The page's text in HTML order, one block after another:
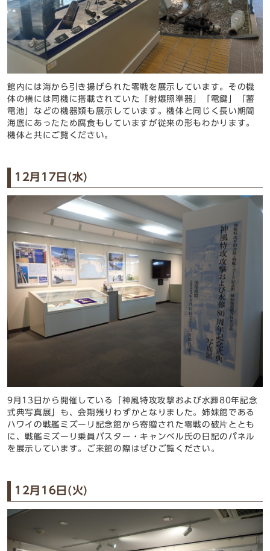
館内には海から引き揚げられた零戦を展示しています。その機
体の横には同機に搭載されていた「射爆照準器」「電鍵」「蓄
電池」などの機器類も展示しています。機体と同じく長い期間
海底にあったため腐食もしていますが従来の形もわかります。
機体と共にご覧ください。
12月17日(水)
9月13日から開催している「 神風特攻攻撃および水葬80年記念
式典写真展」も、会期残りわずかとなりました。姉妹館である
ハワイの戦艦ミズーリ記念館から寄贈された零戦の破片ととも
に、戦艦ミズーリ乗員バスター・キャンベル氏の日記のパネル
を展示しています。ご来館の際はぜひご覧ください。
12月16日(火)